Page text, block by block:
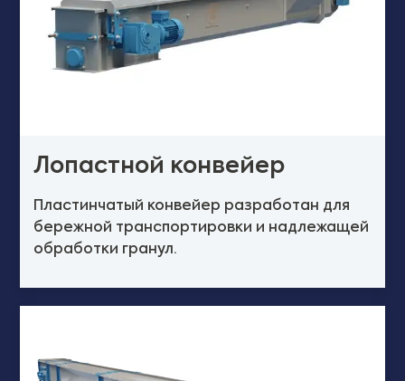
Лопастной конвейер
Пластинчатый конвейер разработан для
бережной транспортировки и надлежащей
обработки гранул.